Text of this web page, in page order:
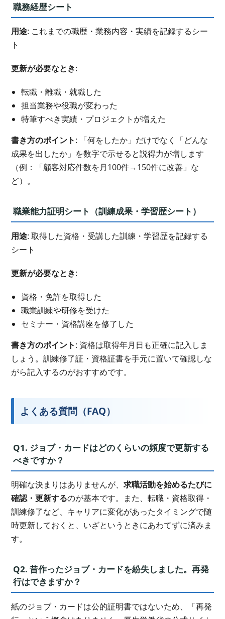
職務経歴シート
用途: これまでの職歴・業務内容・実績を記録するシー
ト
更新が必要なとき:
転職・離職・就職した
担当業務や役職が変わった
特筆すべき実績・プロジェクトが増えた
書き方のポイント: 「何をしたか」だけでなく「どんな
成果を出したか」を数字で示せると説得力が増します
（例：「顧客対応件数を月100件→150件に改善」な
ど）。
職業能力証明シート（訓練成果・学習歴シート）
用途: 取得した資格・受講した訓練・学習歴を記録する
シート
更新が必要なとき:
資格・免許を取得した
職業訓練や研修を受けた
セミナー・資格講座を修了した
書き方のポイント: 資格は取得年月日も正確に記入しま
しょう。訓練修了証・資格証書を手元に置いて確認しな
がら記入するのがおすすめです。
よくある質問（FAQ）
Q1. ジョブ・カードはどのくらいの頻度で更新する
べきですか？
明確な決まりはありませんが、求職活動を始めるたびに
確認・更新するのが基本です。また、転職・資格取得・
訓練修了など、キャリアに変化があったタイミングで随
時更新しておくと、いざというときにあわてずに済みま
す。
Q2. 昔作ったジョブ・カードを紛失しました。再発
行はできますか？
紙のジョブ・カードは公的証明書ではないため、「再発